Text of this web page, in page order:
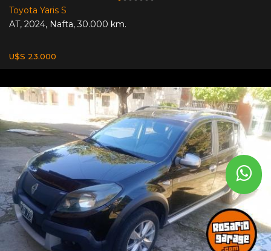
Toyota Yaris S
AT, 2024, Nafta,30.000 km.
U$S 23.000